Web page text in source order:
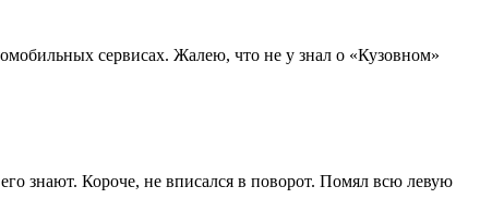
сервисах. Жалею, что не у знал о «Кузовном»
знают. Короче, не вписался в поворот. Помял всю левую